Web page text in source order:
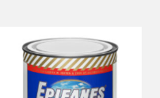
prijs
was:
€ 30,80.
is:
€ 27,70.